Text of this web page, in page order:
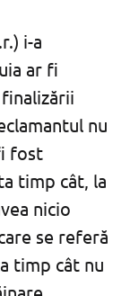
i-a
ar fi
nu
fost
timp cât, la
nicio
se referă
timp cât nu